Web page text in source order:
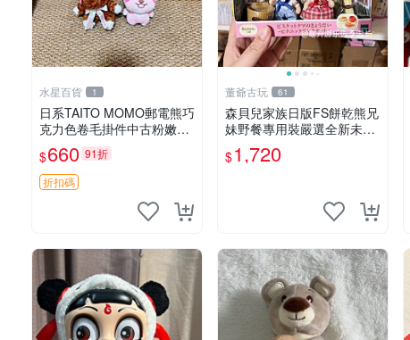
水星百貨 1
日系TAITO MOMO郵電熊巧
克力色卷毛掛件中古粉嫩玩
偶微瑕推薦 postpet momo
郵電熊 中古玩偶
$660 91折
折扣碼
董爺古玩 61
森貝兒家族日版FS餅乾熊兄
妹野餐專用裝嚴選全新未開
封，包含兩組大童款紙盒
裝，適合收藏與分享。 餅乾
$1,720